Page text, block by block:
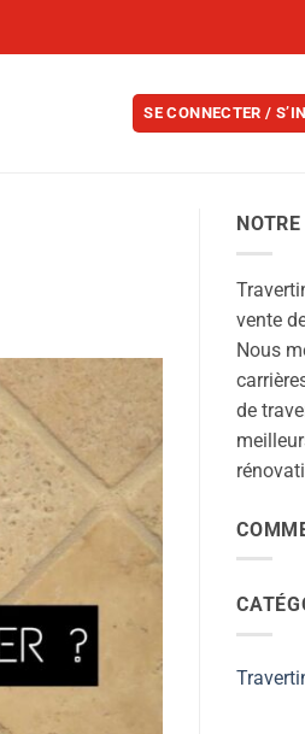
SE CONNECTER /
vente
Nous
de